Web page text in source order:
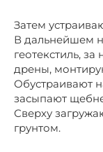
Затем
В дальнейшем
геотекстиль,
дрены,
Обустраивают
засыпают
Сверху
грунтом.